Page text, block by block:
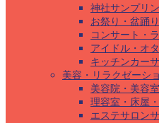
神社サンプリ
お祭り・盆踊
コンサート・
アイドル・オ
キッチンカー
美容・リラクゼーシ
美容院・美容
理容室・床屋
エステサロン